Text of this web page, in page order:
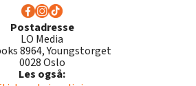
Postadresse
LO Media
8964, Youngstorget
0028 Oslo
Les også: